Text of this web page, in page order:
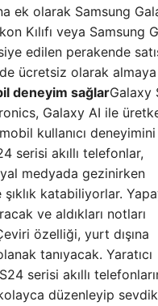
ek olarak Samsung
Kılıfı veya Samsung
edilen perakende
ücretsiz olarak
deneyim sağlarGalaxy
Galaxy AI ile
kullanıcı
serisi akıllı telefonlar,
medyada gezinirken
katabiliyorlar.
ve aldıkları notları
özelliği, yurt dışına
tanıyacak. Yaratıcı
serisi akıllı
düzenleyip